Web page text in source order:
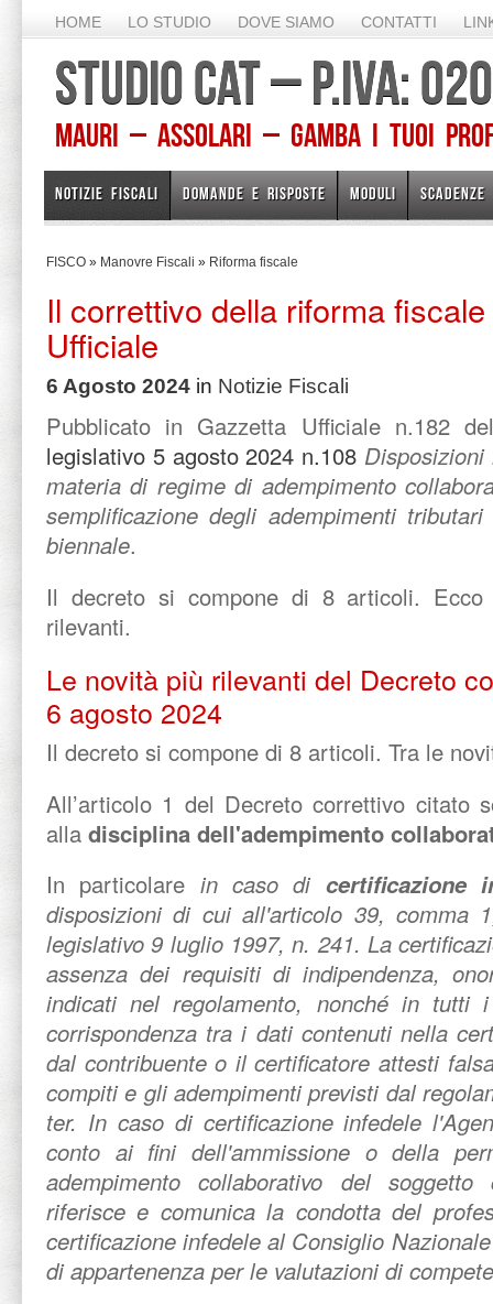
HOME LO STUDIO DOVE SIAMO CONTATTI
STUDIO CAT – P.IVA:
Mauri – Assolari – Gamba I TUOI
NOTIZIE FISCALI DOMANDE E RISPOSTE MODULI SCADENZE
FISCO » Manovre Fiscali » Riforma fiscale
Il correttivo della riforma
Ufficiale
6 Agosto 2024 in Notizie Fiscali
Pubblicato in Gazzetta Ufficiale n.182
legislativo 5 agosto 2024 n.108
materia di regime di adempimento
semplificazione degli adempimenti
biennale.
Il decreto si compone di 8 articoli.
rilevanti.
Le novità più rilevanti del Decreto
6 agosto 2024
Il decreto si compone di 8 articoli. Tra le
All’articolo 1 del Decreto correttivo citato
alla disciplina dell'adempimento
In particolare in caso di certificazione
disposizioni di cui all'articolo 39, comma
legislativo 9 luglio 1997, n. 241. La
assenza dei requisiti di indipendenza,
indicati nel regolamento, nonché in
corrispondenza tra i dati contenuti nella
dal contribuente o il certificatore attesti
compiti e gli adempimenti previsti dal
ter. In caso di certificazione infedele
conto ai fini dell'ammissione o della
adempimento collaborativo del
riferisce e comunica la condotta del
certificazione infedele al Consiglio
di appartenenza per le valutazioni di